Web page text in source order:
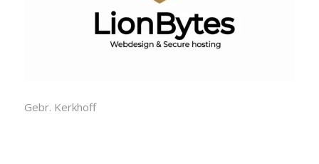
Gebr. Kerkhoff